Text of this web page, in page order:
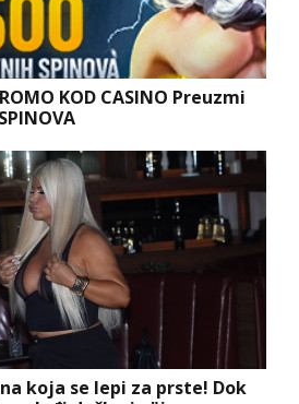
KOD CASINO Preuzmi
koja se lepi za prste! Dok